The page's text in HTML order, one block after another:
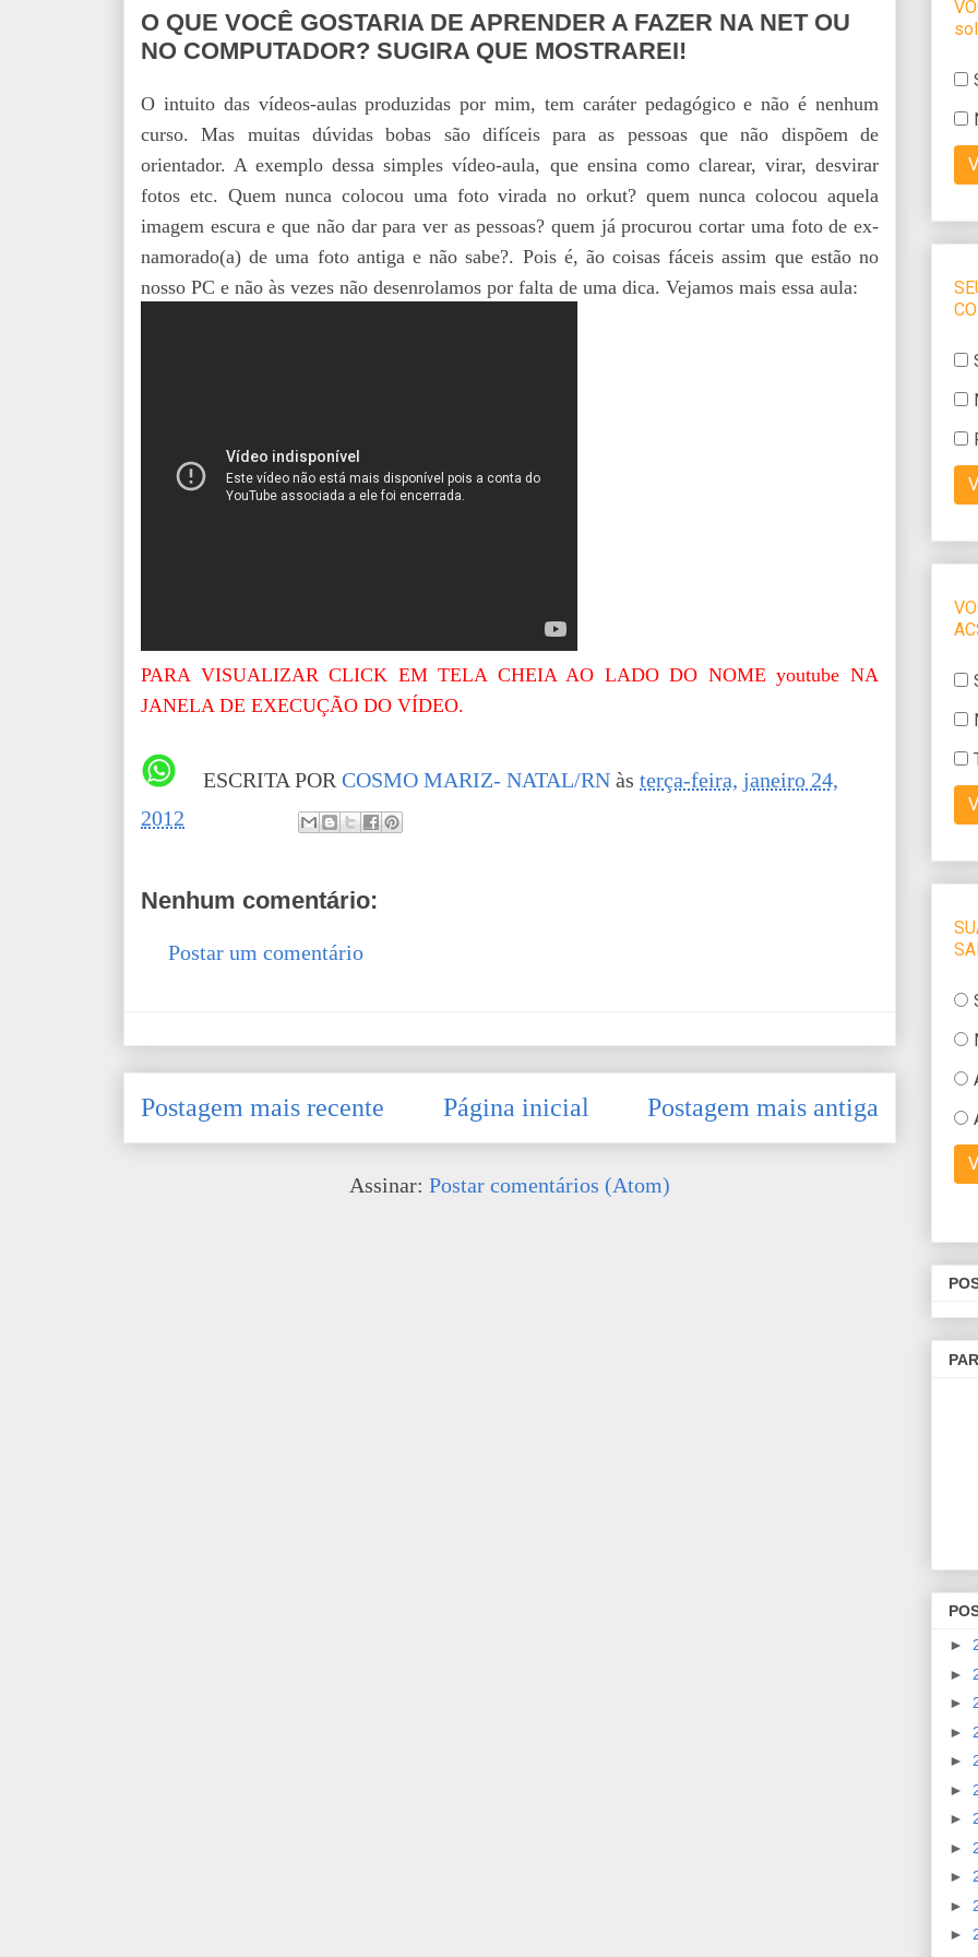
O QUE VOCÊ GOSTARIA DE APRENDER A FAZER NA NET OU
NO COMPUTADOR? SUGIRA QUE MOSTRAREI!
O intuito das vídeos-aulas produzidas por mim, tem caráter pedagógico e não é nenhum
curso. Mas muitas dúvidas bobas são difíceis para as pessoas que não dispõem de
orientador. A exemplo dessa simples vídeo-aula, que ensina como clarear, virar, desvirar
fotos etc. Quem nunca colocou uma foto virada no orkut? quem nunca colocou aquela
imagem escura e que não dar para ver as pessoas? quem já procurou cortar uma foto de ex-
namorado(a) de uma foto antiga e não sabe?. Pois é, ão coisas fáceis assim que estão no
nosso PC e não às vezes não desenrolamos por falta de uma dica. Vejamos mais essa aula:
PARA VISUALIZAR CLICK EM TELA CHEIA AO LADO DO NOME youtube NA
JANELA DE EXECUÇÃO DO VÍDEO.
ESCRITA POR COSMO MARIZ- NATAL/RN às terça-feira, janeiro 24,
2012
Nenhum comentário:
Postar um comentário
Postagem mais recente Postagem mais antiga
Página inicial
Assinar: Postar comentários (Atom)
►
►
►
►
►
►
►
►
►
►
►